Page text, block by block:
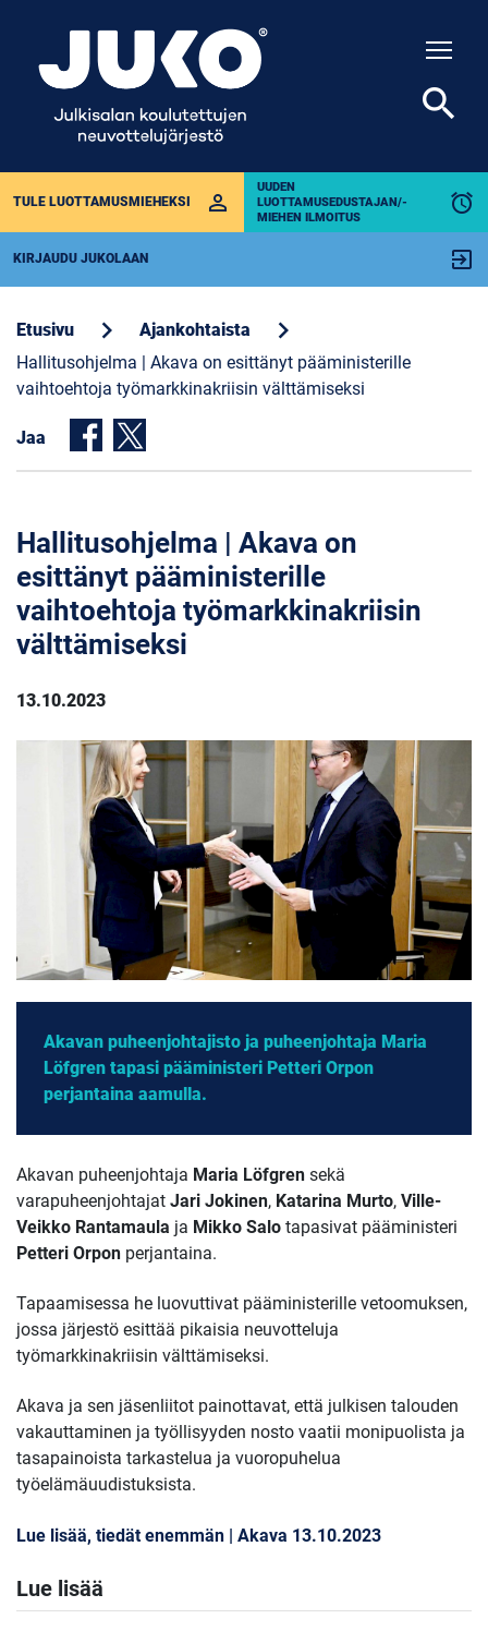
TULE LUOTTAMUSMIEHEKSI perm_identity
UUDEN
LUOTTAMUSEDUSTAJAN/-
MIEHEN ILMOITUS
alarm
KIRJAUDU JUKOLAAN exit_to_app
search
Etusivu chevron_right Ajankohtaista chevron_right
Hallitusohjelma | Akava on esittänyt pääministerille
vaihtoehtoja työmarkkinakriisin välttämiseksi
Jaa
Hallitusohjelma | Akava on
esittänyt pääministerille
vaihtoehtoja työmarkkinakriisin
välttämiseksi
13.10.2023
Akavan puheenjohtajisto ja puheenjohtaja Maria
Löfgren tapasi pääministeri Petteri Orpon
perjantaina aamulla.
Akavan puheenjohtaja Maria Löfgren sekä
varapuheenjohtajat Jari Jokinen, Katarina Murto, Ville-
Veikko Rantamaula ja Mikko Salo tapasivat pääministeri
Petteri Orpon perjantaina.
Tapaamisessa he luovuttivat pääministerille vetoomuksen,
jossa järjestö esittää pikaisia neuvotteluja
työmarkkinakriisin välttämiseksi.
Akava ja sen jäsenliitot painottavat, että julkisen talouden
vakauttaminen ja työllisyyden nosto vaatii monipuolista ja
tasapainoista tarkastelua ja vuoropuhelua
työelämäuudistuksista.
Lue lisää, tiedät enemmän | Akava 13.10.2023
Lue lisää